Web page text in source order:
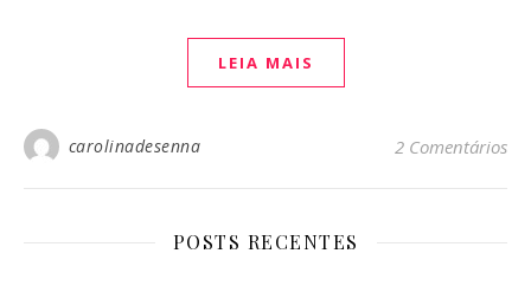
LEIA MAIS
carolinadesenna 2 Comentários
POSTS RECENTES